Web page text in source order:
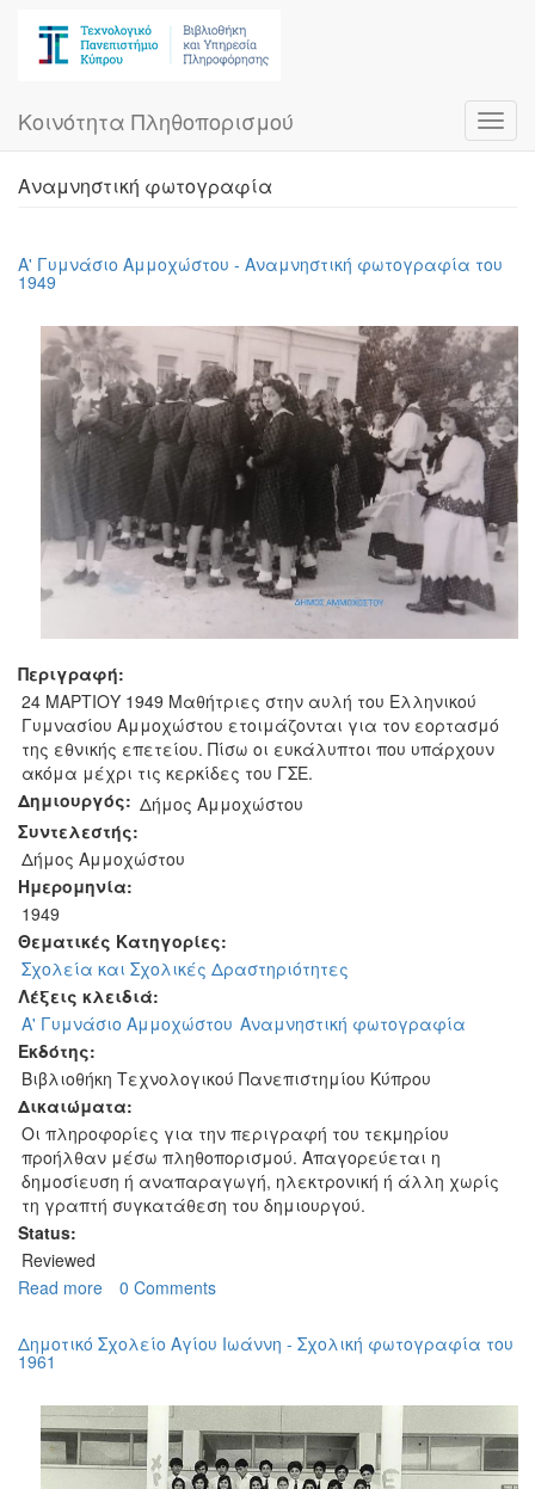
Κοινότητα Πληθοπορισμού
Αναμνηστική φωτογραφία
Α' Γυμνάσιο Αμμοχώστου - Αναμνηστική φωτογραφία του
1949
Περιγραφή:
24 ΜΑΡΤΙΟΥ 1949 Μαθήτριες στην αυλή του Ελληνικού
Γυμνασίου Αμμοχώστου ετοιμάζονται για τον εορτασμό
της εθνικής επετείου. Πίσω οι ευκάλυπτοι που υπάρχουν
ακόμα μέχρι τις κερκίδες του ΓΣΕ.
Δημιουργός: Δήμος Αμμοχώστου
Συντελεστής:
Δήμος Αμμοχώστου
Ημερομηνία:
1949
Θεματικές Κατηγορίες:
Σχολεία και Σχολικές Δραστηριότητες
Λέξεις κλειδιά:
Α' Γυμνάσιο Αμμοχώστου Αναμνηστική φωτογραφία
Εκδότης:
Βιβλιοθήκη Τεχνολογικού Πανεπιστημίου Κύπρου
Δικαιώματα:
Οι πληροφορίες για την περιγραφή του τεκμηρίου
προήλθαν μέσω πληθοπορισμού. Απαγορεύεται η
δημοσίευση ή αναπαραγωγή, ηλεκτρονική ή άλλη χωρίς
τη γραπτή συγκατάθεση του δημιουργού.
Status:
Reviewed
Read more about
Γυμνάσιο
Αμμοχώστου
Αναμνηστική
φωτογραφία
του
1949
0 Comments
Δημοτικό Σχολείο Αγίου Ιωάννη - Σχολική φωτογραφία του
1961